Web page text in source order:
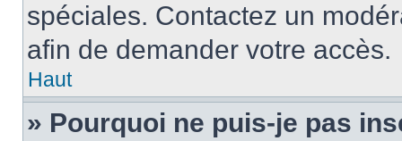
spéciales. Contactez un
afin de demander votre accès.
Haut
» Pourquoi ne puis-je pas